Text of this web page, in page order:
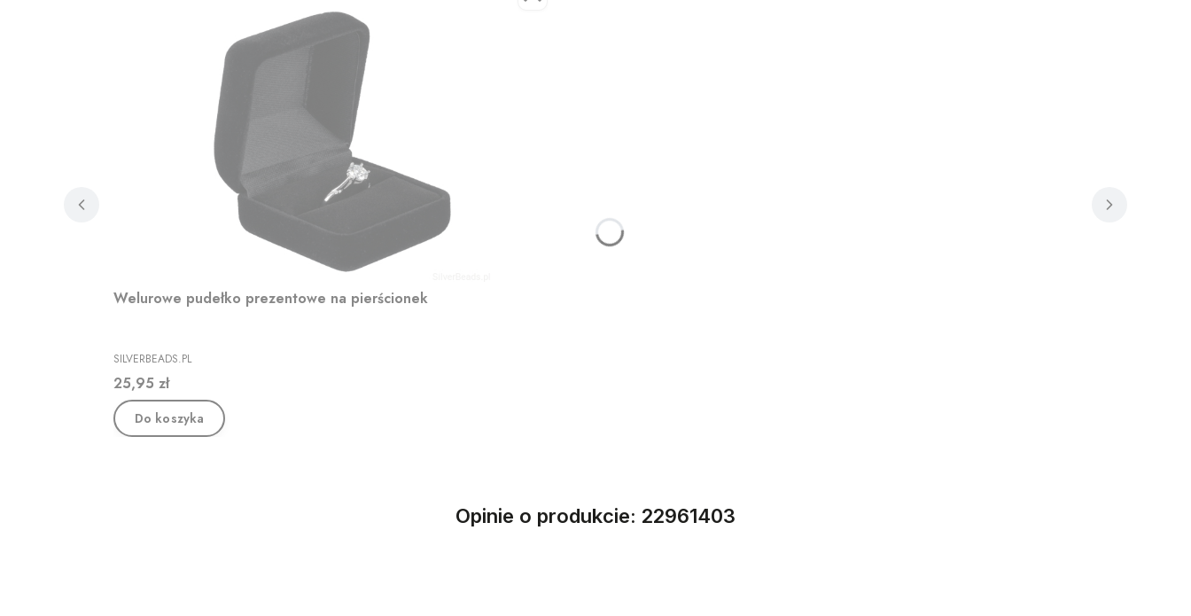
Welurowe pudełko prezentowe na pierścionek
PRODUCENT
SILVERBEADS.PL
Cena
25,95 zł
Do koszyka
Opinie o produkcie: 22961403